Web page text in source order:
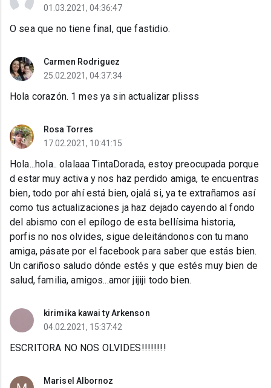
01.03.2021, 04:36:47
O sea que no tiene final, que fastidio.
Carmen Rodriguez
25.02.2021, 04:37:34
Hola corazón. 1 mes ya sin actualizar plisss
Rosa Torres
17.02.2021, 10:41:15
Hola...hola.. olalaaa TintaDorada, estoy preocupada porque
d estar muy activa y nos haz perdido amiga, te encuentras
bien, todo por ahí está bien, ojalá si, ya te extrañamos así
como tus actualizaciones ja haz dejado cayendo al fondo
del abismo con el epílogo de esta bellísima historia,
porfis no nos olvides, sigue deleitándonos con tu mano
amiga, pásate por el facebook para saber que estás bien.
Un cariñoso saludo dónde estés y que estés muy bien de
salud, familia, amigos...amor jijiji todo bien.
kirimika kawai ty Arkenson
04.02.2021, 15:37:42
ESCRITORA NO NOS OLVIDES!!!!!!!!
Marisel Albornoz